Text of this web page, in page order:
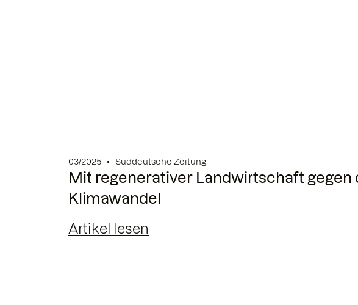
03/2025 Süddeutsche Zeitung
Mit regenerativer Landwirtschaft gegen
Klimawandel
Artikel lesen